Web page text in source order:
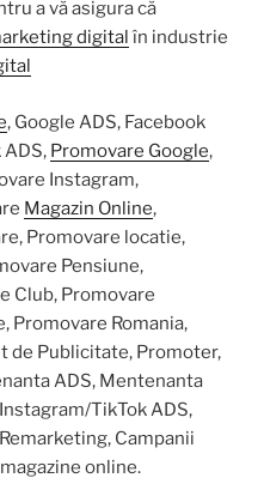
a vă asigura că
digitalîn industrie
, Google ADS, Facebook
ADS, Promovare Google,
Instagram,
Magazin Online,
Promovare locatie,
Pensiune,
Club, Promovare
Promovare Romania,
de Publicitate, Promoter,
ADS, Mentenanta
TikTok ADS,
Campanii
online.